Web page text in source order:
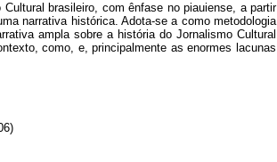
brasileiro, com ênfase no piauiense, a partir
narrativa histórica. Adota-se a como metodologia
ampla sobre a história do Jornalismo Cultural
como, e, principalmente as enormes lacunas